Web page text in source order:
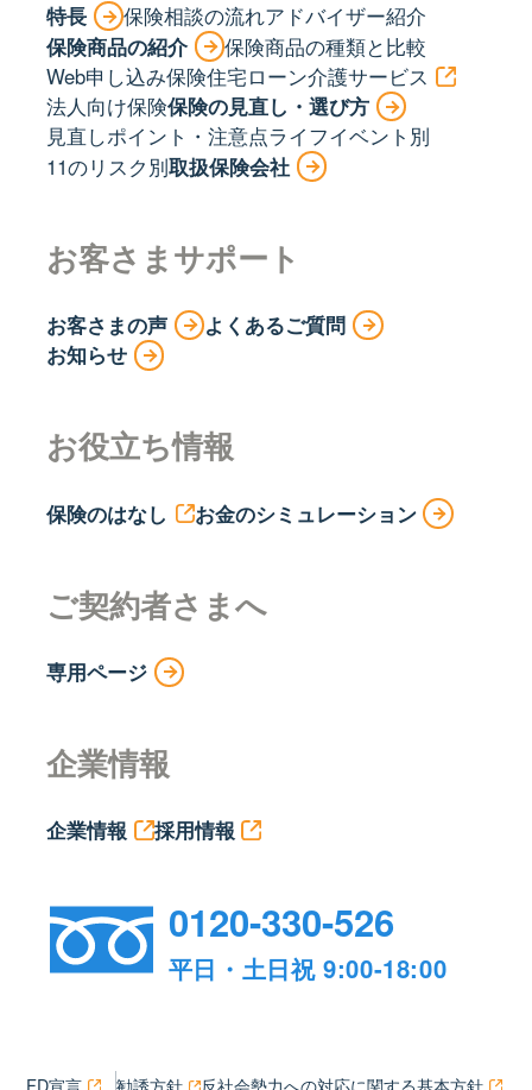
特長 保険相談の流れアドバイザー紹介
保険商品の紹介
保険商品の種類と比較
Web申し込み保険住宅ローン介護サービス
法人向け保険保険の見直し・選び方
見直しポイント・注意点ライフイベント別
11のリスク別取扱保険会社
お客さまサポート
お客さまの声
よくあるご質問
お知らせ
お役立ち情報
保険のはなし お金のシミュレーション
ご契約者さまへ
専用ページ
企業情報
企業情報 採用情報
0120-330-526
平日・土日祝 9:00-18:00
FD宣言 勧誘方針 反社会勢力への対応に関する基本方針